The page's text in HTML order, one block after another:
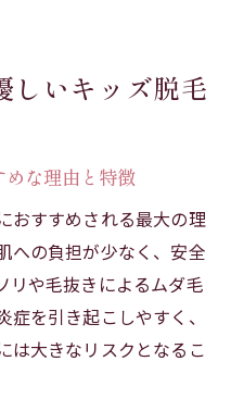
ッズ脱毛カウンセリン
ズ脱毛の選び方
ズ脱毛サロンの条件
施術が安心の理由
脱毛で子供の不安を解
ぶチェックポイント
キッズ脱毛サロン体
しいキッズ脱毛
な理由と特徴
おすすめされる最大の理
への負担が少なく、安全
リや毛抜きによるムダ毛
を引き起こしやすく、
は大きなリスクとなるこ